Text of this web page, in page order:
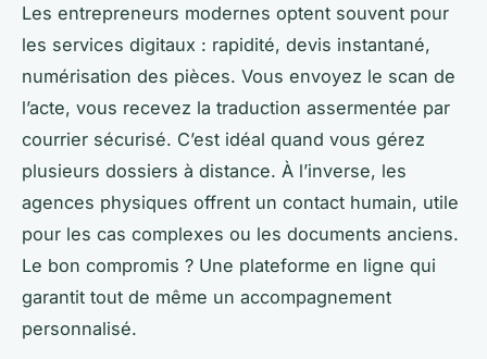
Les entrepreneurs modernes optent souvent pour
les services digitaux : rapidité, devis instantané,
numérisation des pièces. Vous envoyez le scan de
l’acte, vous recevez la traduction assermentée par
courrier sécurisé. C’est idéal quand vous gérez
plusieurs dossiers à distance. À l’inverse, les
agences physiques offrent un contact humain, utile
pour les cas complexes ou les documents anciens.
Le bon compromis ? Une plateforme en ligne qui
garantit tout de même un accompagnement
personnalisé.